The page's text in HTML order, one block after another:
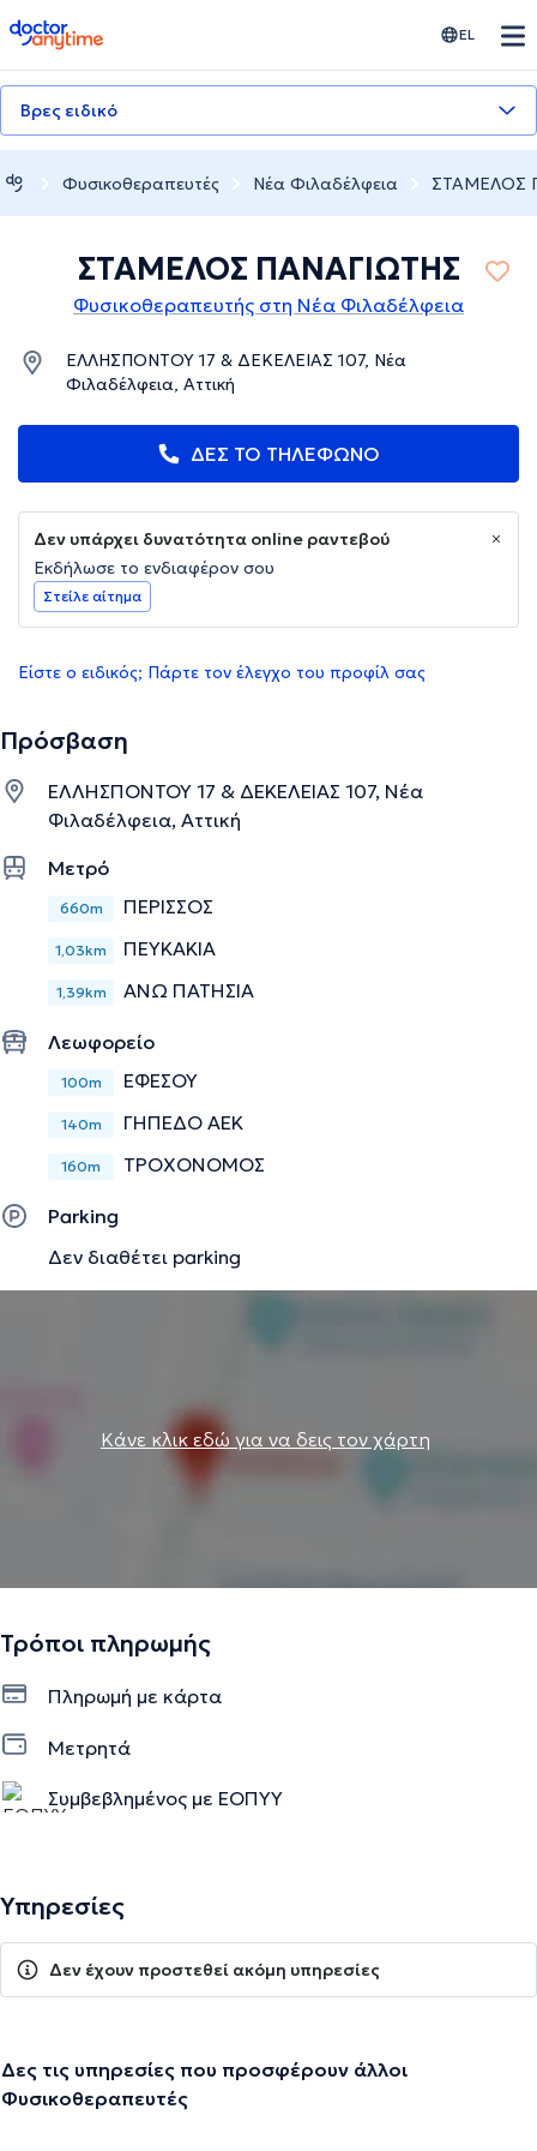
doctoranytime EL
Βρες ειδικό
Φυσικοθεραπευτές Νέα Φιλαδέλφεια ΣΤΑΜΕΛΟΣ
ΣΤΑΜΕΛΟΣ ΠΑΝΑΓΙΩΤΗΣ
Φυσικοθεραπευτής στη Νέα Φιλαδέλφεια
ΕΛΛΗΣΠΟΝΤΟΥ 17 & ΔΕΚΕΛΕΙΑΣ 107, Νέα
Φιλαδέλφεια, Αττική
ΔΕΣ ΤΟ ΤΗΛΕΦΩΝΟ
Δεν υπάρχει δυνατότητα online ραντεβού
Εκδήλωσε το ενδιαφέρον σου
Στείλε αίτημα
Είστε ο ειδικός; Πάρτε τον έλεγχο του προφίλ σας
Πρόσβαση
ΕΛΛΗΣΠΟΝΤΟΥ 17 & ΔΕΚΕΛΕΙΑΣ 107, Νέα
Φιλαδέλφεια, Αττική
Μετρό
660m ΠΕΡΙΣΣΟΣ
1,03km ΠΕΥΚΑΚΙΑ
1,39km ΑΝΩ ΠΑΤΗΣΙΑ
Λεωφορείο
100m ΕΦΕΣΟΥ
140m ΓΗΠΕΔΟ ΑΕΚ
160m ΤΡΟΧΟΝΟΜΟΣ
Parking
Δεν διαθέτει parking
Κάνε κλικ εδώ για να δεις τον χάρτη
Τρόποι πληρωμής
Πληρωμή με κάρτα
Μετρητά
Συμβεβλημένος με ΕΟΠΥΥ
Υπηρεσίες
Δεν έχουν προστεθεί ακόμη υπηρεσίες
Δες τις υπηρεσίες που προσφέρουν άλλοι
Φυσικοθεραπευτές